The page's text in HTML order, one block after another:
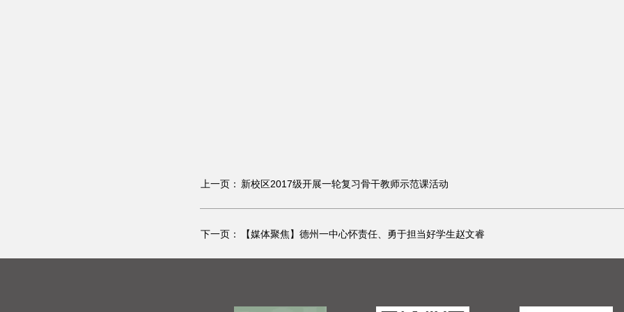
上一页： 新校区2017级开展一轮复习骨干教师示范课活动
下一页： 【媒体聚焦】德州一中心怀责任、勇于担当好学生赵文睿